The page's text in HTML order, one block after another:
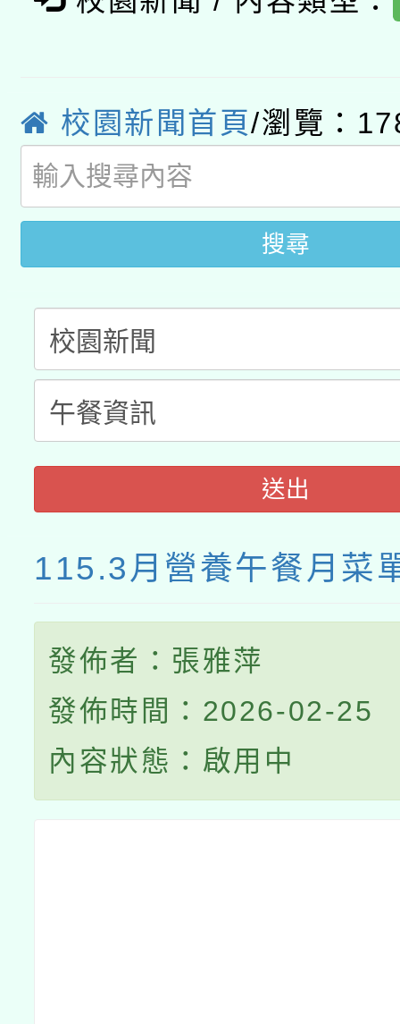
動」
開 智慧啟航」
關事宜
校園新聞首頁/瀏覽：
搜尋
送出
115.3月營養午餐月菜
發佈者：張雅萍
發佈時間：2026-02-25
內容狀態：啟用中